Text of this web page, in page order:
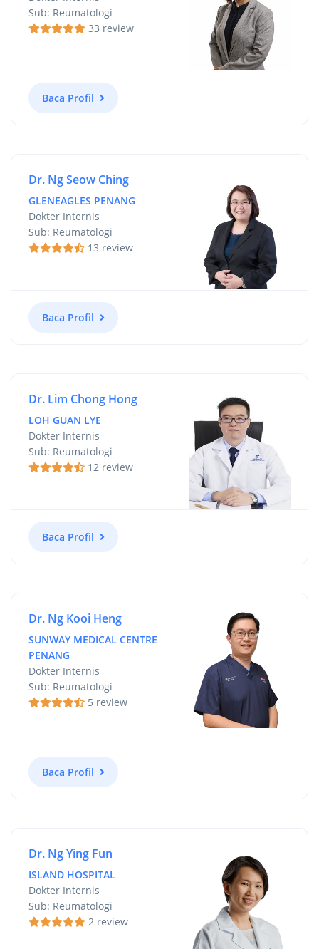
Sub: Reumatologi
33 review
Baca Profil
Dr. Ng Seow Ching
GLENEAGLES PENANG
Dokter Internis
Sub: Reumatologi
13 review
Baca Profil
Dr. Lim Chong Hong
LOH GUAN LYE
Dokter Internis
Sub: Reumatologi
12 review
Baca Profil
Dr. Ng Kooi Heng
SUNWAY MEDICAL CENTRE
PENANG
Dokter Internis
Sub: Reumatologi
5 review
Baca Profil
Dr. Ng Ying Fun
ISLAND HOSPITAL
Dokter Internis
Sub: Reumatologi
2 review